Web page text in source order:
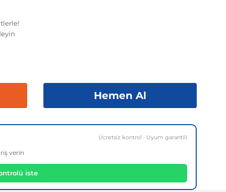
Hemen Al
Ücretsiz kontrol · Uyum garantili
verin
iste